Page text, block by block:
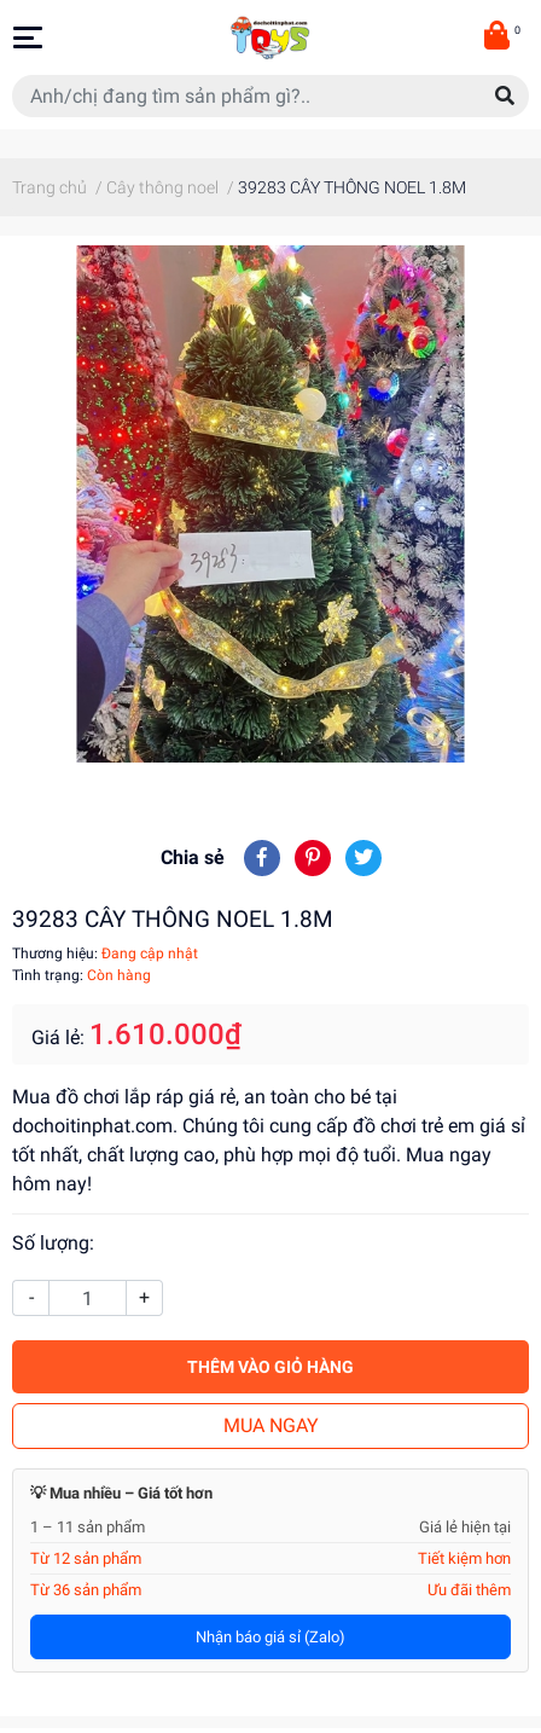
0
Trang chủ / Cây thông noel / 39283 CÂY THÔNG NOEL 1.8M
Chia sẻ
39283 CÂY THÔNG NOEL 1.8M
Thương hiệu: Đang cập nhật
Tình trạng: Còn hàng
Giá lẻ: 1.610.000₫
Mua đồ chơi lắp ráp giá rẻ, an toàn cho bé tại
dochoitinphat.com. Chúng tôi cung cấp đồ chơi trẻ em giá sỉ
tốt nhất, chất lượng cao, phù hợp mọi độ tuổi. Mua ngay
hôm nay!
Số lượng:
- +
THÊM VÀO GIỎ HÀNG
MUA NGAY
💡 Mua nhiều – Giá tốt hơn
1 – 11 sản phẩm
Giá lẻ hiện tại
Từ 12 sản phẩm
Tiết kiệm hơn
Từ 36 sản phẩm
Ưu đãi thêm
Nhận báo giá sỉ (Zalo)